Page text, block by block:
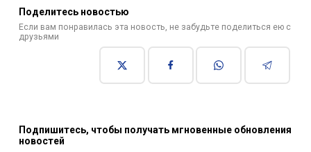
Поделитесь новостью
Если вам понравилась эта новость, не забудьте поделиться ею с
друзьями
Подпишитесь, чтобы получать мгновенные обновления
новостей